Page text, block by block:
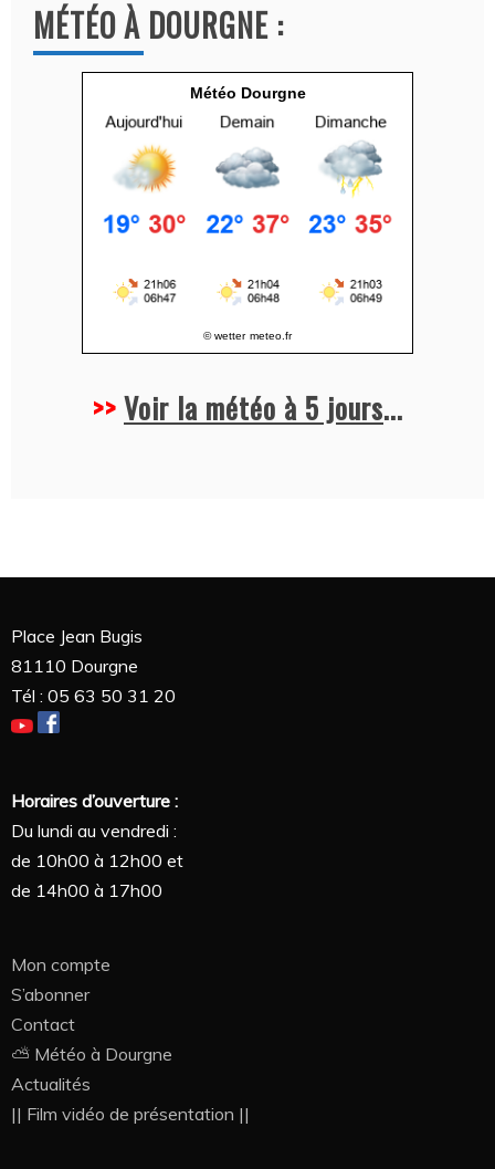
t
i
MÉTÉO À DOURGNE :
Météo Dourgne
© wetter meteo.fr
>>Voir la météo à 5 jours...
Place Jean Bugis
81110 Dourgne
Tél : 05 63 50 31 20
Horaires d’ouverture :
Du lundi au vendredi :
de 10h00 à 12h00 et
de 14h00 à 17h00
Mon compte
S’abonner
Contact
⛅ Météo à Dourgne
Actualités
|| Film vidéo de présentation ||